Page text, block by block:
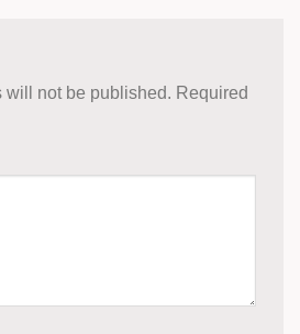
will not be published. Required